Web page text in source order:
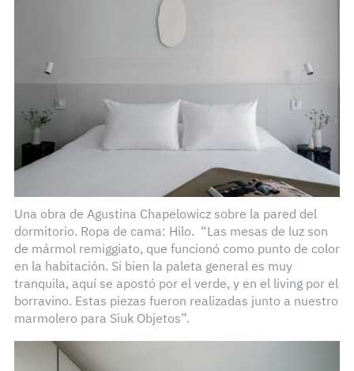
Una obra de Agustina Chapelowicz sobre la pared del
dormitorio. Ropa de cama: Hilo. “Las mesas de luz son
de mármol remiggiato, que funcionó como punto de color
en la habitación. Si bien la paleta general es muy
tranquila, aquí se apostó por el verde, y en el living por el
borravino. Estas piezas fueron realizadas junto a nuestro
marmolero para Siuk Objetos”.